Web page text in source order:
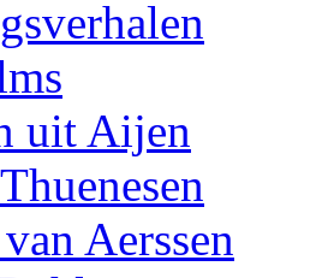
uit Aijen
Aerssen